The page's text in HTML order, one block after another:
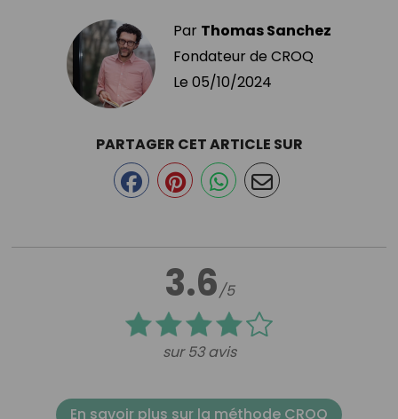
Par Thomas Sanchez
Fondateur de CROQ
Le 05/10/2024
3.6/5
sur 53 avis
PARTAGER CET ARTICLE SUR
En savoir plus sur la méthode CROQ